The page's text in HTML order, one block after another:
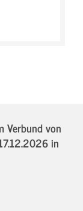
Verbund von
in